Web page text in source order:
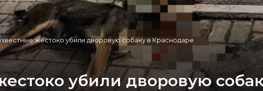
жестоко убили дворовую собаку в Краснодаре
убили дворовую